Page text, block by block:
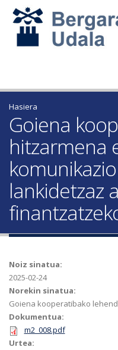
Hasiera
Goiena
hitzarmena
lankidetzaz
Noiz sinatua:
2025-02-24
Norekin sinatua:
Goiena kooperatibako
Dokumentua:
m2_008.pdf
Urtea: